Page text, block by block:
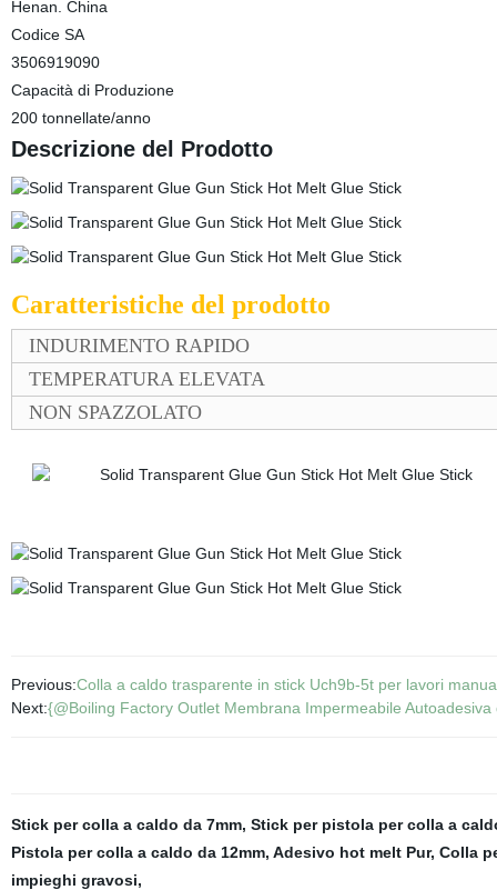
Henan. China
Codice SA
3506919090
Capacità di Produzione
200 tonnellate/anno
Descrizione del Prodotto
Caratteristiche del prodotto
INDURIMENTO RAPIDO
TEMPERATURA ELEVATA
NON SPAZZOLATO
Previous:Colla a caldo trasparente in stick Uch9b-5t per lavori
Next:{@Boiling Factory Outlet Membrana Impermeabile
Stick per colla a caldo da 7mm, Stick per pistola per colla a
Pistola per colla a caldo da 12mm, Adesivo hot melt Pur, Colla
impieghi gravosi,